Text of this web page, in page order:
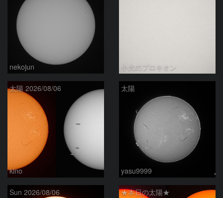
nekojun 小犬のプロキオン
太陽 2026/08/06
kino
太陽
yasu9999
Sun 2026/08/06 ★本日の太陽★